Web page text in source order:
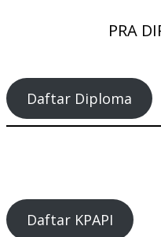
PRA
Daftar Diploma
Daftar KPAPI